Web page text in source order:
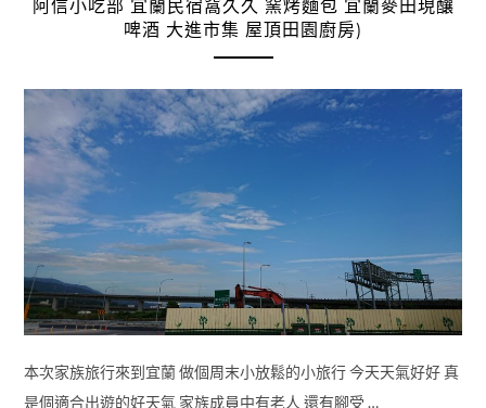
阿信小吃部 宜蘭民宿窩久久 窯烤麵包 宜蘭麥田現釀
啤酒 大進市集 屋頂田園廚房)
本次家族旅行來到宜蘭 做個周末小放鬆的小旅行 今天天氣好好 真
是個適合出遊的好天氣 家族成員中有老人 還有腳受 …